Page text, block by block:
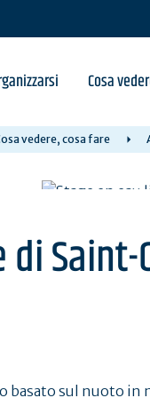
Cosa
vedere, cosa fare
Saint-
basato sul nuoto in